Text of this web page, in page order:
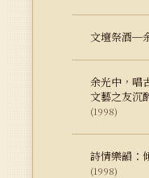
文壇祭酒─
余光中，唱
文藝之友沉
(1998)
詩情樂韻：
(1998)